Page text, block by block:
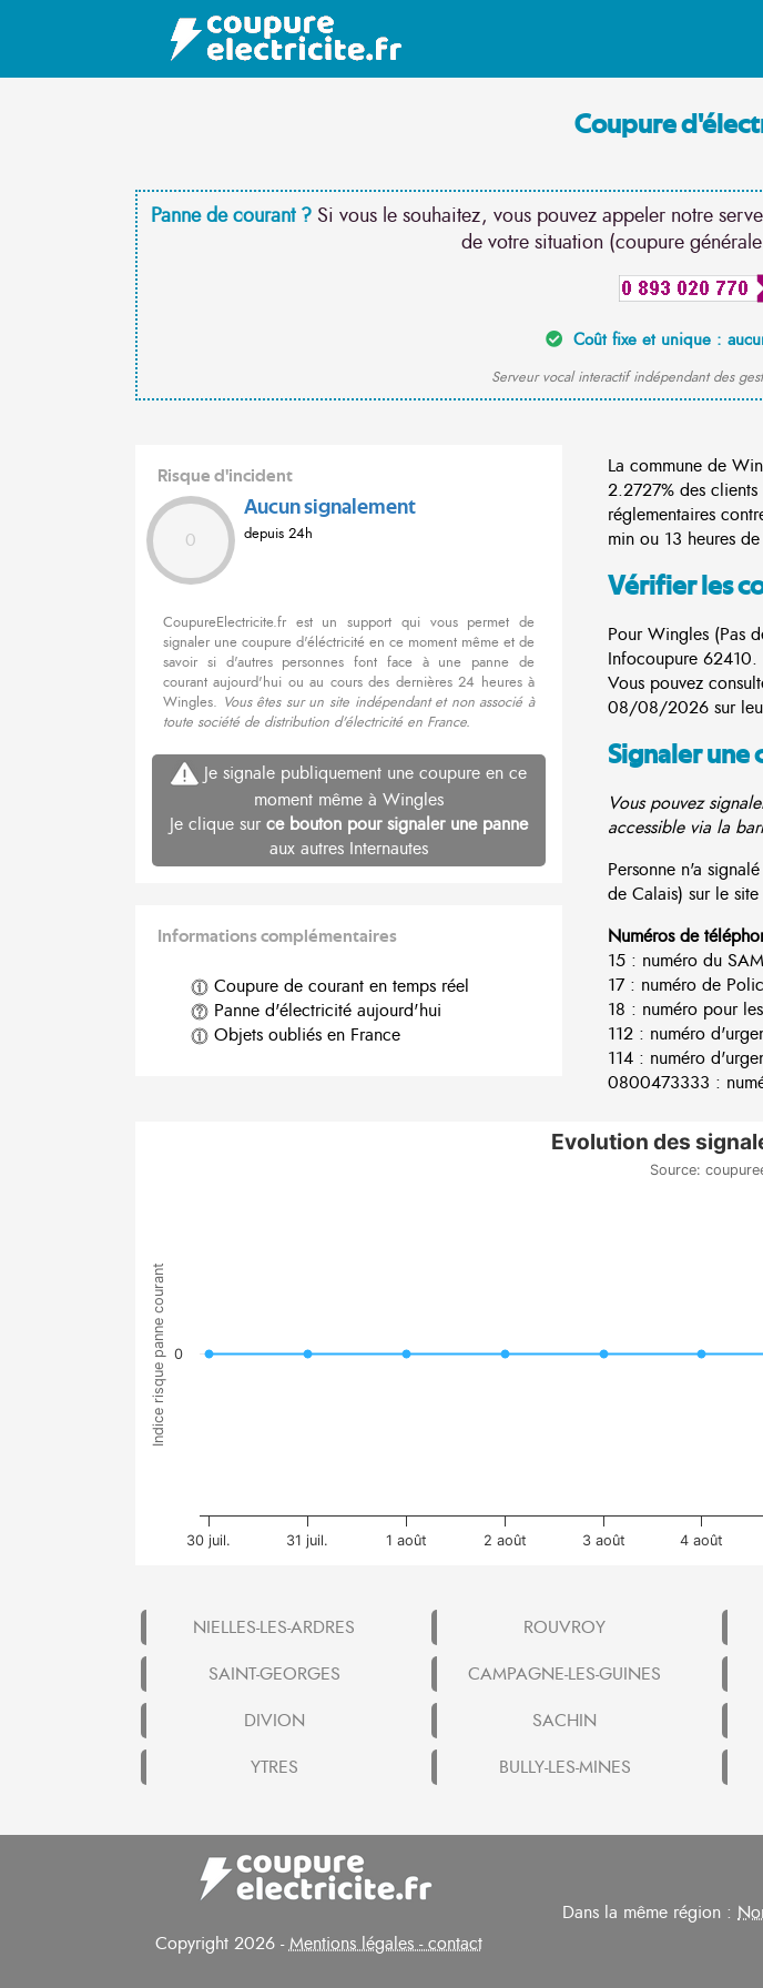
Coupure
Panne de courant ? Si vous le souhaitez, vous pouvez appeler notre
de votre situation (coupure
Coût fixe et unique :
Serveur vocal interactif indépendant des
Risque d'incident
0
Aucun signalement
depuis 24h
CoupureElectricite.fr est un support qui vous permet de
signaler une coupure d'éléctricité en ce moment même et de
savoir si d'autres personnes font face à une panne de
courant aujourd'hui ou au cours des dernières 24 heures à
Wingles. Vous êtes sur un site indépendant et non associé à
toute société de distribution d'électricité en France.
Je signale publiquement une coupure en ce
moment même à Wingles
Je clique sur ce bouton pour signaler une panne
aux autres Internautes
Informations complémentaires
Coupure de courant en temps réel
Panne d'électricité aujourd'hui
Objets oubliés en France
La commune de
2.2727% des
réglementaires
min ou 13 heures
Vérifier les
Pour Wingles (Pas
Infocoupure 62410.
Vous pouvez
08/08/2026 sur
Signaler une
Vous pouvez
accessible via la
Personne n'a
de Calais) sur le
Numéros de
15 : numéro du
17 : numéro de
18 : numéro pour
112 : numéro
114 : numéro
0800473333 :
Indice risque panne courant
Evolution des
Source:
30 juil. 31 juil. 1 août 2 août 3 août 4 août
0
NIELLES-LES-ARDRES ROUVROY
SAINT-GEORGES
CAMPAGNE-LES-GUINES
DIVION
SACHIN
YTRES
BULLY-LES-MINES
Copyright 2026 -Mentions légales - contact
Dans la même région :